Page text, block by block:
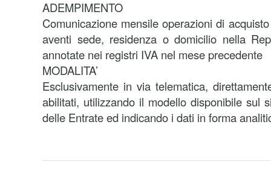
ADEMPIMENTO
Comunicazione mensile operazioni di
aventi sede, residenza o domicilio nella
annotate nei registri IVA nel mese precedente
MODALITA’
Esclusivamente in via telematica,
abilitati, utilizzando il modello disponibile sul
delle Entrate ed indicando i dati in forma